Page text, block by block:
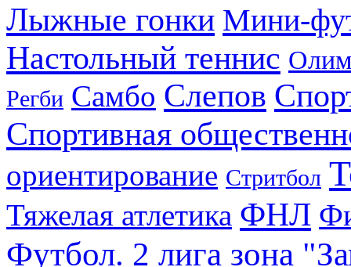
Лыжные гонки Мини-
Настольный теннис
Регби Самбо Слепов
Спортивная
ориентирование Стритбол
Тяжелая атлетика ФНЛ
Футбол. 2 лига зона